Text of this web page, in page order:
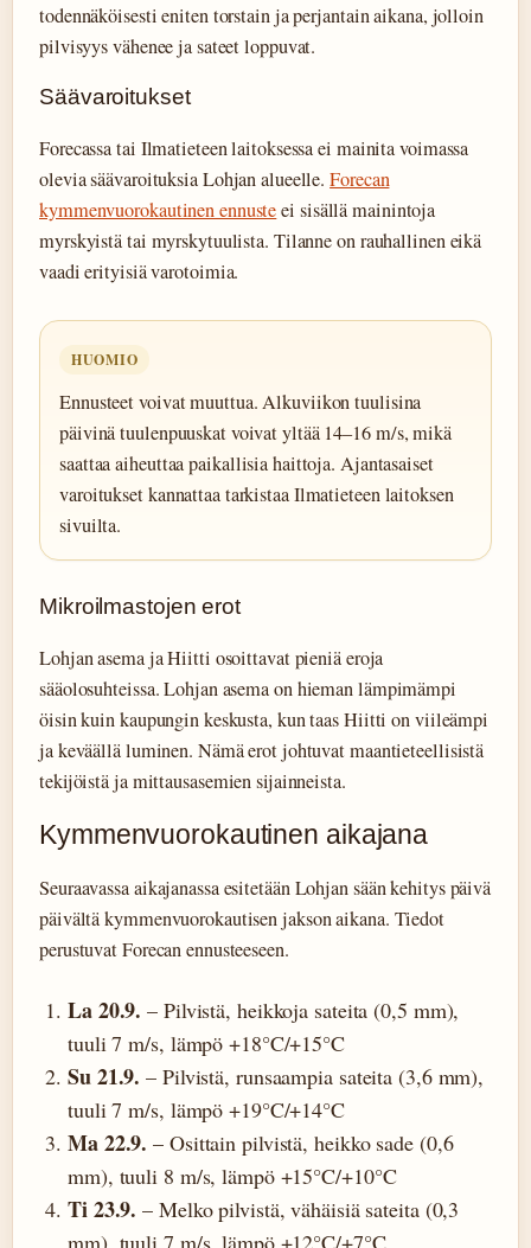
todennäköisesti eniten torstain ja perjantain aikana, jolloin
pilvisyys vähenee ja sateet loppuvat.
Säävaroitukset
Forecassa tai Ilmatieteen laitoksessa ei mainita voimassa
olevia säävaroituksia Lohjan alueelle.Forecan
kymmenvuorokautinen ennusteei sisällä mainintoja
myrskyistä tai myrskytuulista. Tilanne on rauhallinen eikä
vaadi erityisiä varotoimia.
HUOMIO
Ennusteet voivat muuttua. Alkuviikon tuulisina
päivinä tuulenpuuskat voivat yltää 14–16 m/s, mikä
saattaa aiheuttaa paikallisia haittoja. Ajantasaiset
varoitukset kannattaa tarkistaa Ilmatieteen laitoksen
sivuilta.
Mikroilmastojen erot
Lohjan asema ja Hiitti osoittavat pieniä eroja
sääolosuhteissa. Lohjan asema on hieman lämpimämpi
öisin kuin kaupungin keskusta, kun taas Hiitti on viileämpi
ja keväällä luminen. Nämä erot johtuvat maantieteellisistä
tekijöistä ja mittausasemien sijainneista.
Kymmenvuorokautinen aikajana
Seuraavassa aikajanassa esitetään Lohjan sään kehitys päivä
päivältä kymmenvuorokautisen jakson aikana. Tiedot
perustuvat Forecan ennusteeseen.
La 20.9. – Pilvistä, heikkoja sateita (0,5 mm),
tuuli 7 m/s, lämpö +18°C/+15°C
Su 21.9. – Pilvistä, runsaampia sateita (3,6 mm),
tuuli 7 m/s, lämpö +19°C/+14°C
Ma 22.9. – Osittain pilvistä, heikko sade (0,6
mm), tuuli 8 m/s, lämpö +15°C/+10°C
Ti 23.9. – Melko pilvistä, vähäisiä sateita (0,3
mm), tuuli 7 m/s, lämpö +12°C/+7°C